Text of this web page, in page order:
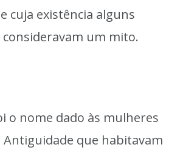
cuja existência alguns
um mito.
o nome dado às mulheres
que habitavam